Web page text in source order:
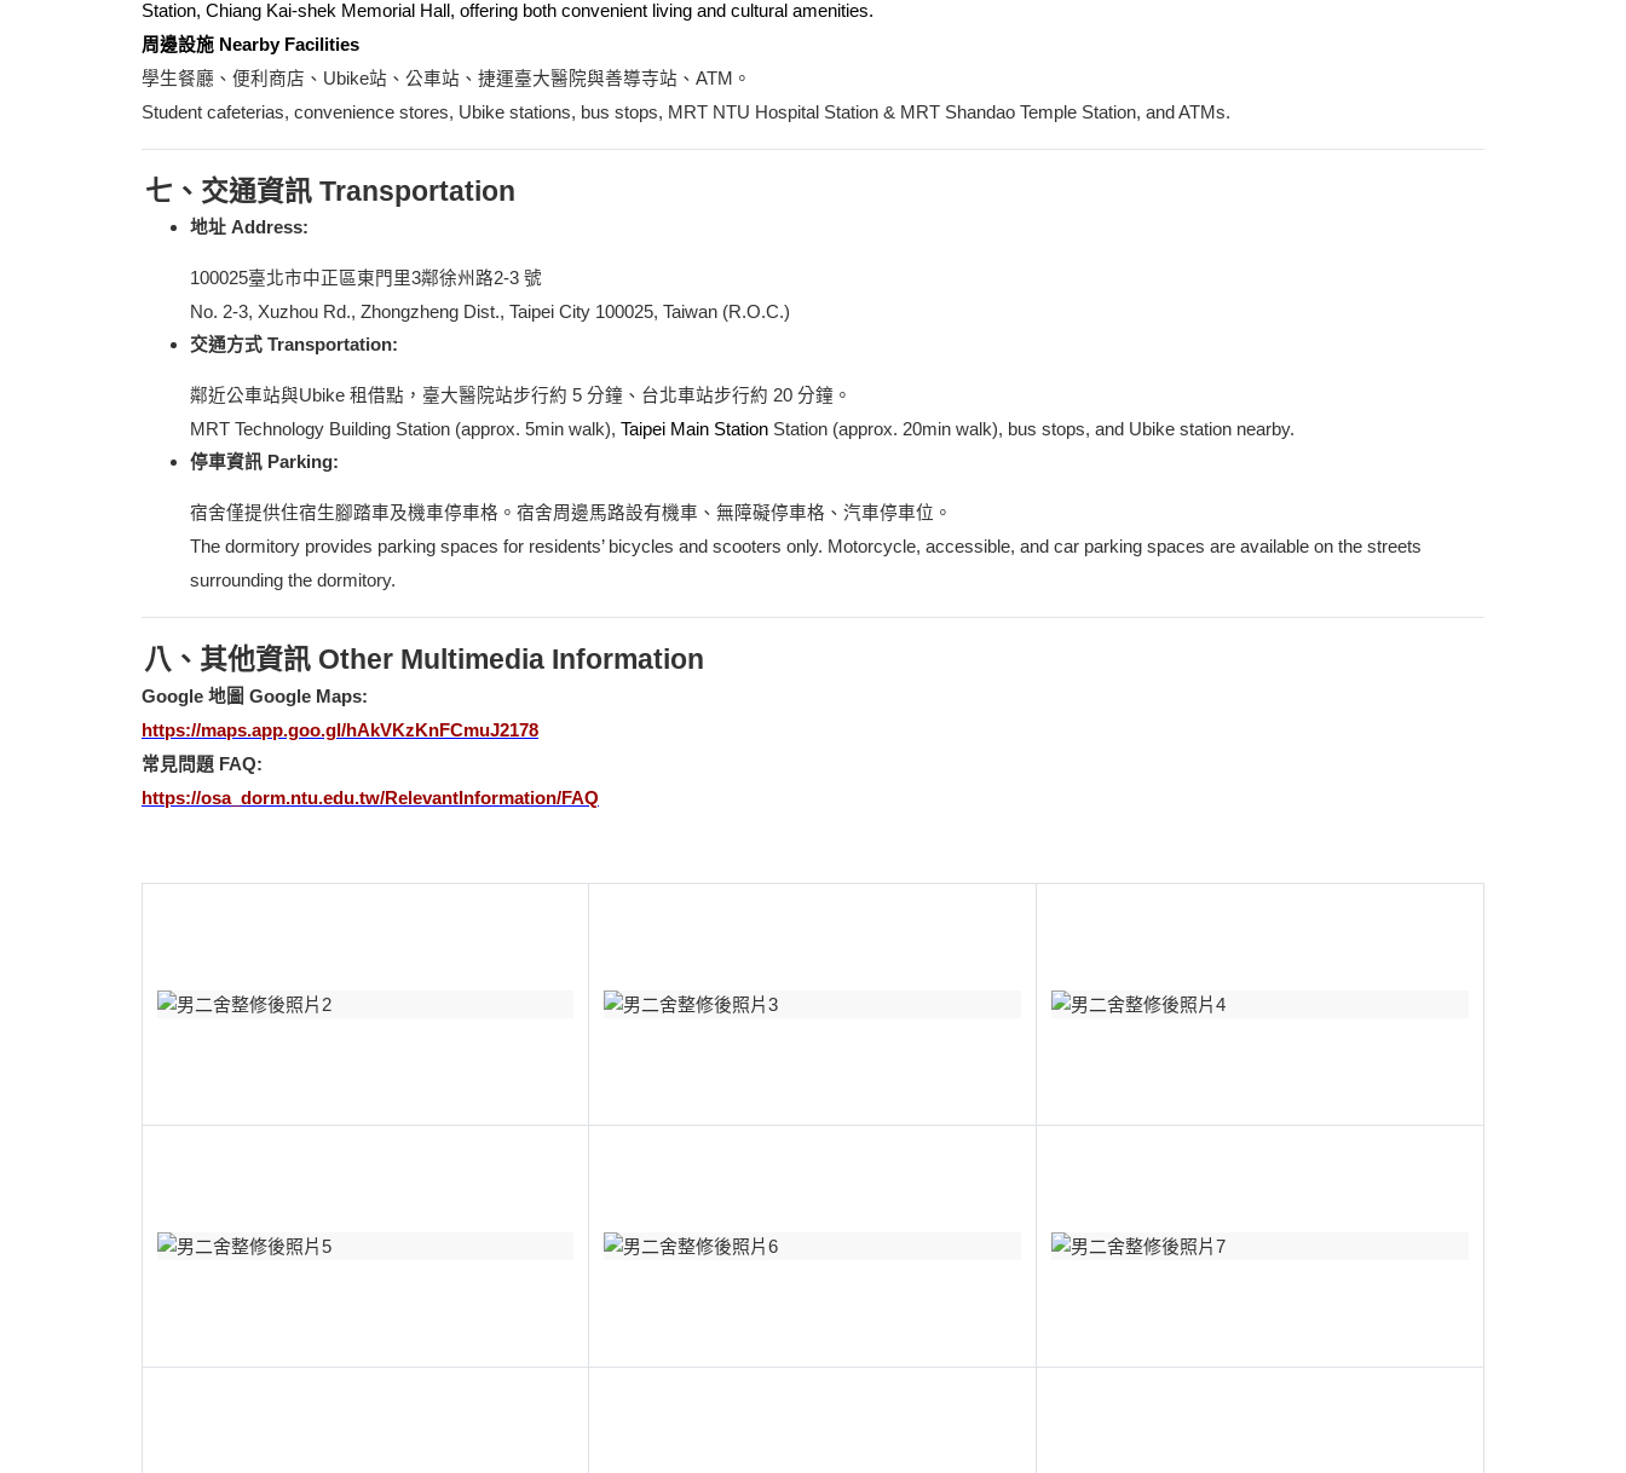
Station, Chiang Kai-shek Memorial Hall, offering both convenient living and cultural amenities.
周邊設施 Nearby Facilities
學生餐廳、便利商店、Ubike站、公車站、捷運臺大醫院與善導寺站、ATM。
Student cafeterias, convenience stores, Ubike stations, bus stops, MRT NTU Hospital Station & MRT Shandao Temple Station, and ATMs.
七、交通資訊 Transportation
地址 Address:
100025臺北市中正區東門里3鄰徐州路2-3 號
No. 2-3, Xuzhou Rd., Zhongzheng Dist., Taipei City 100025, Taiwan (R.O.C.)
交通方式 Transportation:
鄰近公車站與Ubike 租借點，臺大醫院站步行約 5 分鐘、台北車站步行約 20 分鐘。
MRT Technology Building Station (approx. 5min walk), Taipei Main Station Station (approx. 20min walk), bus stops, and Ubike station nearby.
停車資訊 Parking:
宿舍僅提供住宿生腳踏車及機車停車格。宿舍周邊馬路設有機車、無障礙停車格、汽車停車位。
The dormitory provides parking spaces for residents’ bicycles and scooters only. Motorcycle, accessible, and car parking spaces are available on the streets
surrounding the dormitory.
八、其他資訊 Other Multimedia Information
Google 地圖 Google Maps:
https://maps.app.goo.gl/hAkVKzKnFCmuJ2178
常見問題 FAQ:
https://osa_dorm.ntu.edu.tw/RelevantInformation/FAQ